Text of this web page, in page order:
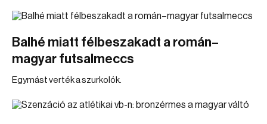
Balhé miatt félbeszakadt a román–
magyar futsalmeccs
Egymást verték a szurkolók.